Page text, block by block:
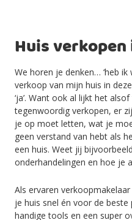
Huis
We horen je denken… ‘heb
verkoop van mijn huis in
‘ja’. Want ook al lijkt het
tegenwoordig verkopen, er
je op moet letten, wat je
geen verstand van hebt als
een huis. Weet jij
onderhandelingen en hoe je
Als ervaren
je huis snel én voor de
handige tools en een super